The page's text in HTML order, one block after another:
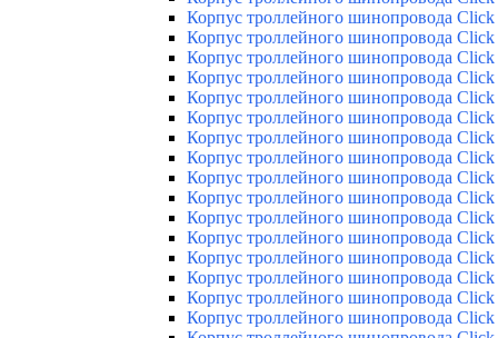
Корпус троллейного шинопровода
Корпус троллейного шинопровода
Корпус троллейного шинопровода
Корпус троллейного шинопровода
Корпус троллейного шинопровода
Корпус троллейного шинопровода
Корпус троллейного шинопровода
Корпус троллейного шинопровода
Корпус троллейного шинопровода
Корпус троллейного шинопровода
Корпус троллейного шинопровода
Корпус троллейного шинопровода
Корпус троллейного шинопровода
Корпус троллейного шинопровода
Корпус троллейного шинопровода
Корпус троллейного шинопровода